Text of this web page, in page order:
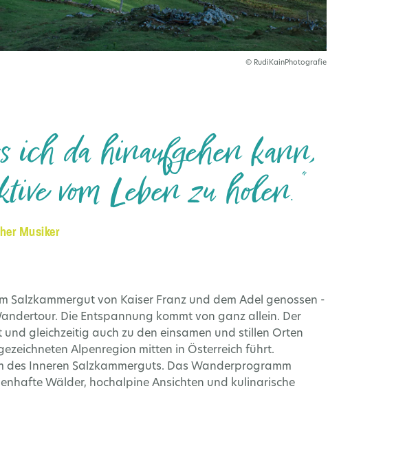
© RudiKainPhotografie
da hinaufgehen kann,
vom Leben zu holen.“
Musiker
Salzkammergut von Kaiser Franz und dem Adel genossen -
Die Entspannung kommt von ganz allein. Der
und gleichzeitig auch zu den einsamen und stillen Orten
Alpenregion mitten in Österreich führt.
Inneren Salzkammerguts. Das Wanderprogramm
Wälder, hochalpine Ansichten und kulinarische